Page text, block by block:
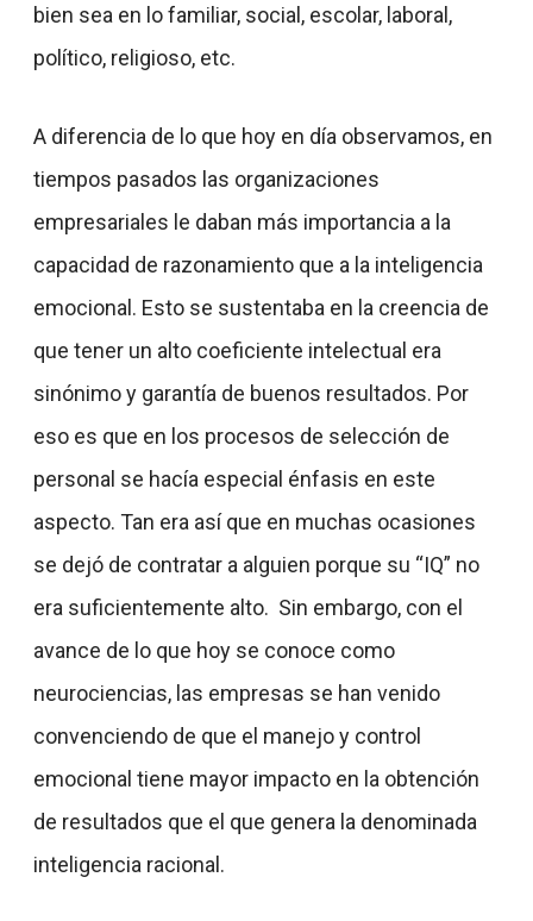
bien sea en lo familiar, social, escolar, laboral,
político, religioso, etc.
A diferencia de lo que hoy en día observamos, en
tiempos pasados las organizaciones
empresariales le daban más importancia a la
capacidad de razonamiento que a la inteligencia
emocional. Esto se sustentaba en la creencia de
que tener un alto coeficiente intelectual era
sinónimo y garantía de buenos resultados. Por
eso es que en los procesos de selección de
personal se hacía especial énfasis en este
aspecto. Tan era así que en muchas ocasiones
se dejó de contratar a alguien porque su “IQ” no
era suficientemente alto. Sin embargo, con el
avance de lo que hoy se conoce como
neurociencias, las empresas se han venido
convenciendo de que el manejo y control
emocional tiene mayor impacto en la obtención
de resultados que el que genera la denominada
inteligencia racional.